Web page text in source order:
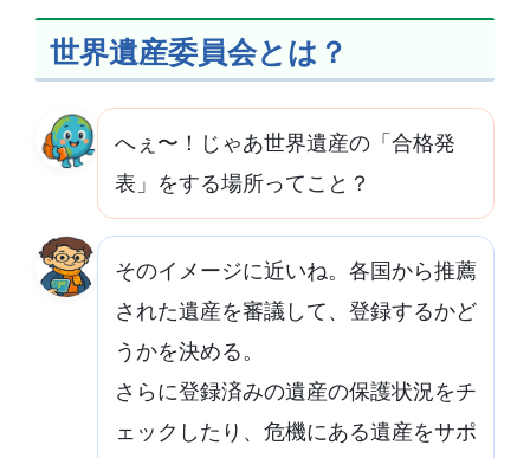
世界遺産委員会とは？
へぇ〜！じゃあ世界遺産の「合格発
表」をする場所ってこと？
そのイメージに近いね。各国から推薦
された遺産を審議して、登録するかど
うかを決める。
さらに登録済みの遺産の保護状況をチ
ェックしたり、危機にある遺産をサポ